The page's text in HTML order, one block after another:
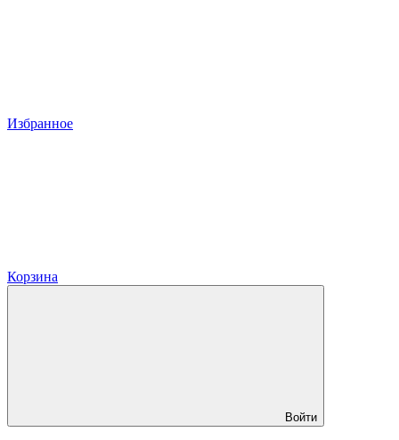
Избранное
Корзина
Войти